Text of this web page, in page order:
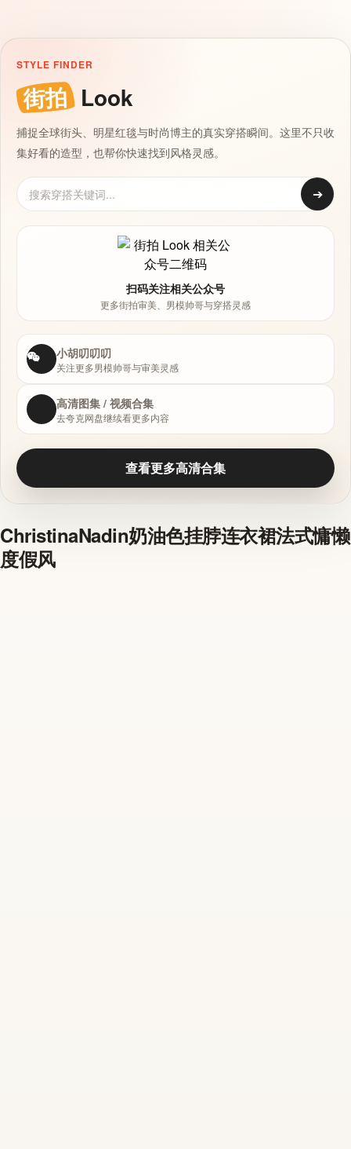
STYLE FINDER
街拍 Look
捕捉全球街头、明星红毯与时尚博主的真实穿搭瞬间。这里不只收
集好看的造型，也帮你快速找到风格灵感。
➔
扫码关注相关公众号
更多街拍审美、男模帅哥与穿搭灵感
小胡叨叨叨
关注更多男模帅哥与审美灵感
高清图集 / 视频合集
去夸克网盘继续看更多内容
查看更多高清合集
ChristinaNadin奶油色挂脖连衣裙法式慵懒
度假风